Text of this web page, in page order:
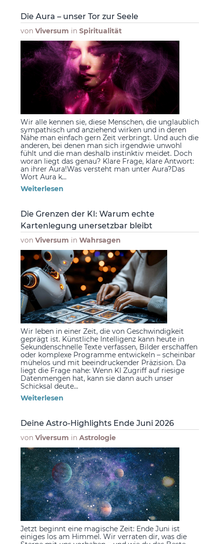
Die Aura – unser Tor zur Seele
von Viversum in Spiritualität
Wir alle kennen sie, diese Menschen, die unglaublich
sympathisch und anziehend wirken und in deren
Nähe man einfach gern Zeit verbringt. Und auch die
anderen, bei denen man sich irgendwie unwohl
fühlt und die man deshalb instinktiv meidet. Doch
woran liegt das genau? Klare Frage, klare Antwort:
an ihrer Aura!Was versteht man unter Aura?Das
Wort Aura k...
Weiterlesen
Die Grenzen der KI: Warum echte
Kartenlegung unersetzbar bleibt
von Viversum in Wahrsagen
Wir leben in einer Zeit, die von Geschwindigkeit
geprägt ist. Künstliche Intelligenz kann heute in
Sekundenschnelle Texte verfassen, Bilder erschaffen
oder komplexe Programme entwickeln – scheinbar
mühelos und mit beeindruckender Präzision. Da
liegt die Frage nahe: Wenn KI Zugriff auf riesige
Datenmengen hat, kann sie dann auch unser
Schicksal deute...
Weiterlesen
Deine Astro-Highlights Ende Juni 2026
von Viversum in Astrologie
Jetzt beginnt eine magische Zeit: Ende Juni ist
einiges los am Himmel. Wir verraten dir, was die